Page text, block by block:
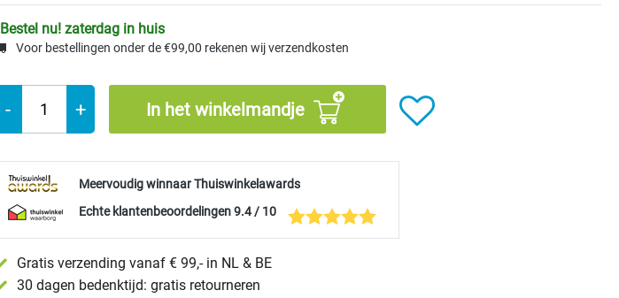
Bestel nu! zaterdag in huis
Voor bestellingen onder de €99,00 rekenen wij verzendkosten
- + In het winkelmandje
Meervoudig winnaar Thuiswinkelawards
Echte klantenbeoordelingen 9.4 / 10
Gratis verzending vanaf € 99,- in NL & BE
30 dagen bedenktijd: gratis retourneren